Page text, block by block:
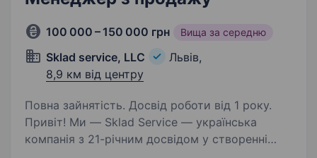
100 000 – 150 000 грн Вища за середню
Sklad service, LLC
Львів,
8,9 км від центру
Повна зайнятість. Досвід роботи від 1 року.
Привіт! Ми — Sklad Service — українська
компанія з 21-річним досвідом у створенні